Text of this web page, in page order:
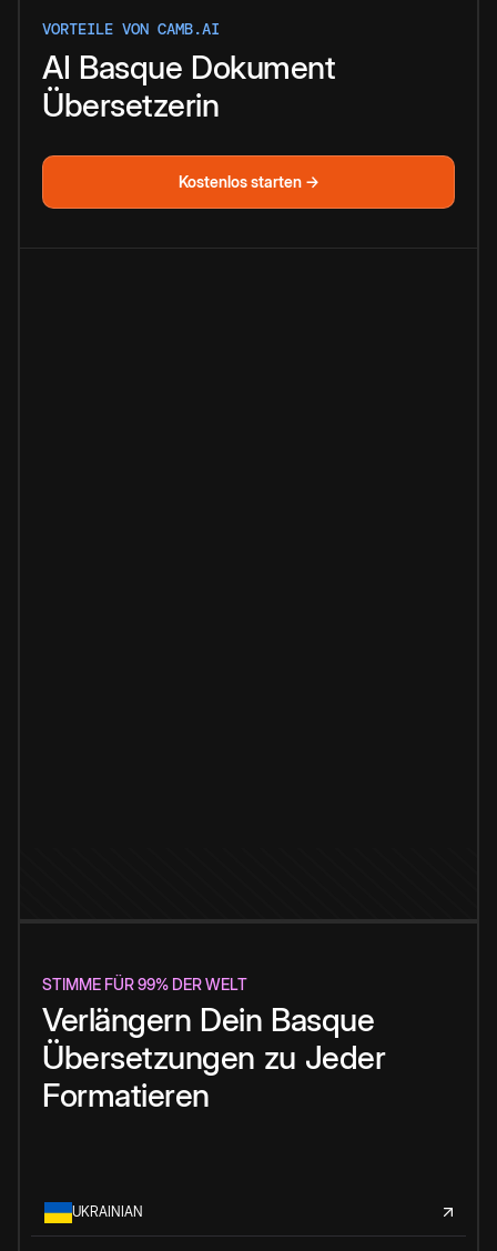
VORTEILE VON CAMB.AI
AI Basque Dokument
Übersetzerin
Kostenlos starten →
STIMME FÜR 99% DER WELT
Verlängern Dein Basque
Übersetzungen zu Jeder
Formatieren
UKRAINIAN